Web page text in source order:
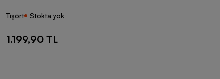
Tişört Stokta yok
1.199,90 TL